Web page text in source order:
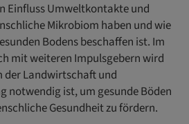
Einfluss Umweltkontakte und
Mikrobiom haben und wie
Bodens beschaffen ist. Im
mit weiteren Impulsgebern wird
der Landwirtschaft und
notwendig ist, um gesunde Böden
Gesundheit zu fördern.